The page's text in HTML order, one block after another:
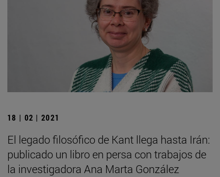
18 | 02 | 2021
El legado filosófico de Kant llega hasta Irán:
publicado un libro en persa con trabajos de
la investigadora Ana Marta González